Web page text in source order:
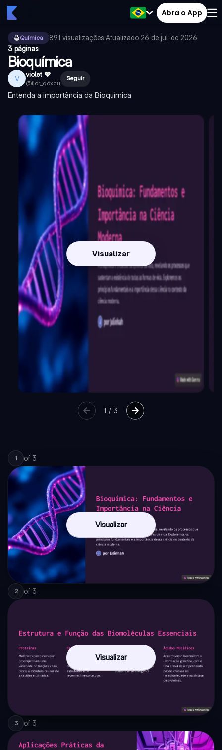
Abra o App
Química 891 visualizações·Atualizado 26 de jul. de 2026·
3 páginas
Bioquímica
V violet 💖
@flor_q6xdu
Seguir
Entenda a importância da Bioquímica
Visualizar
1 / 3
1 of 3
Visualizar
2 of 3
Visualizar
3 of 3